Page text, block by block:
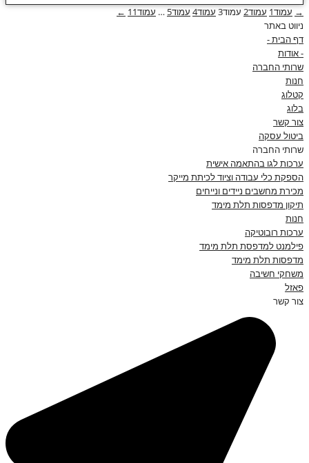
→ עמוד1 עמוד2 עמוד3 עמוד4 עמוד5
… עמוד11
←
ניווט באתר
דף הבית -
- אודות
שרותי החברה
חנות
קטלוג
בלוג
צור קשר
ביטול עסקה
שרותי החברה
ערכות לגו בהתאמה אישית
הספקת כלי עבודה וציוד לכיתת מייקר
מכירת מחשבים ניידים ונייחים
תיקון מדפסות תלת מימד
חנות
ערכות רובוטיקה
פילמנט למדפסת תלת מימד
מדפסות תלת מימד
משחקי חשיבה
פאזל
צור קשר